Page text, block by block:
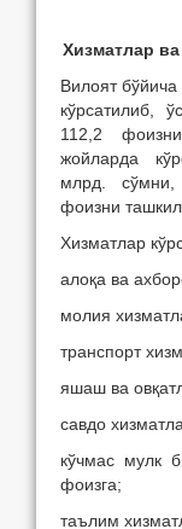
Хизматлар
Вилоят
кўрсатилиб,
112,2
жойларда
млрд. сўмни,
фоизни ташкил
Хизматлар
алоқа ва
молия
транспорт
яшаш ва
савдо
кўчмас мулк
фоизга;
таълим